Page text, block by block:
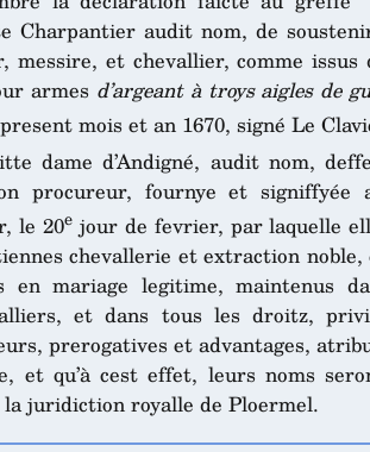
Charpantier audit nom, de
messire, et chevallier, comme
armes d’argeant à troys aigles de
mois et an 1670, signé Le
dame d’Andigné, audit nom,
procureur, fournye et
le 20ejour de fevrier, par laquelle
chevallerie et extraction
en mariage legitime, maintenus
et dans tous les droitz,
prerogatives et advantages,
et qu’à cest effet, leurs noms
la juridiction royalle de Ploermel.